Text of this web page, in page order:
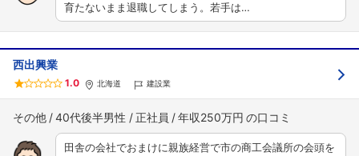
育たないまま退職してしまう。若手は…
西出興業
1.0 北海道 建設業
その他 40代後半男性 正社員 年収250万円
田舎の会社でおまけに親族経営で市の商工会議所の会頭を